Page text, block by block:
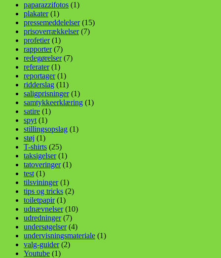
paparazzifotos (1)
plakater(1)
pressemeddelelser(15)
prisoverrækkelser(7)
profetier(1)
rapporter(7)
redegørelser(7)
referater(1)
reportager(1)
ridderslag (11)
saligprisninger(1)
samtykkeerklæring (1)
satire (1)
spyt (1)
stillingsopslag (1)
støj (1)
T-shirts (25)
taksigelser(1)
tatoveringer(1)
test (1)
tilsvininger(1)
tips og tricks (2)
toiletpapir(1)
udnævnelser(10)
udredninger(7)
undersøgelser(4)
undervisningsmateriale (1)
valg-guider(2)
Youtube (1)